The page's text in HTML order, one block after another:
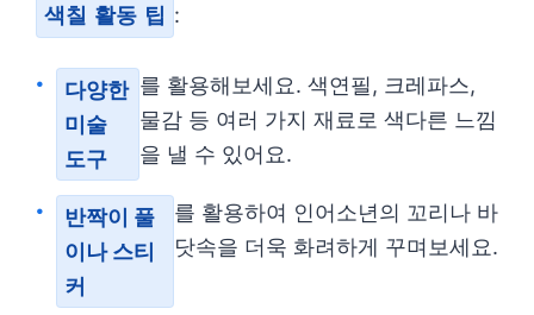
색칠 활동 팁 :
다양한
미술
도구
를 활용해보세요. 색연필, 크레파스,
물감 등 여러 가지 재료로 색다른 느낌
을 낼 수 있어요.
반짝이 풀
이나 스티
커
를 활용하여 인어소년의 꼬리나 바
닷속을 더욱 화려하게 꾸며보세요.